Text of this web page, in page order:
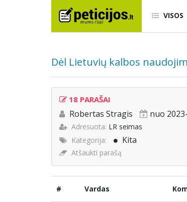
VISOS
Dėl Lietuvių kalbos
18 PARAŠAI
Robertas Stragis nuo
Adresuota: LR seimas
Kategorija:
Kita
Atšaukti parašą
# Vardas